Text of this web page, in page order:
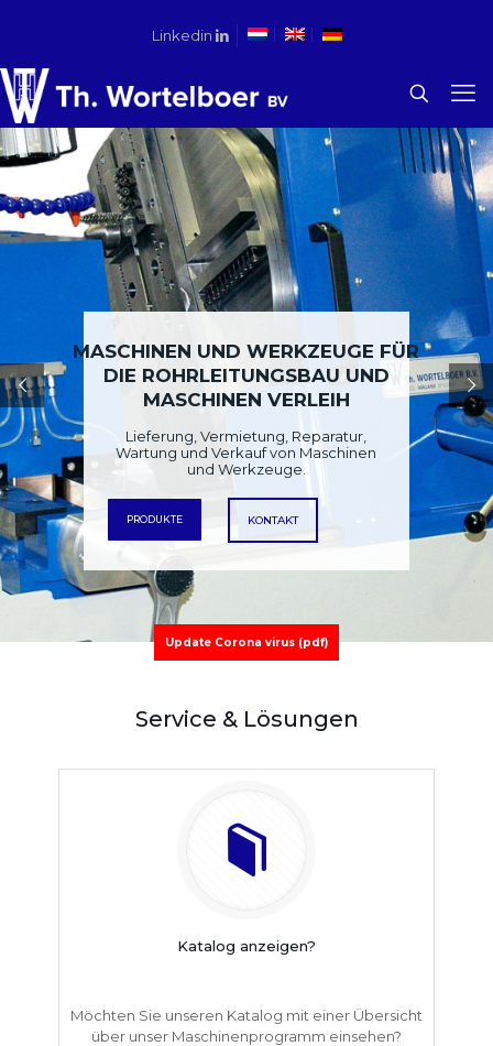
Linkedin
Lieferung, Vermietung, Reparatur,
Wartung und Verkauf von Maschinen
und Werkzeuge.
MASCHINEN UND WERKZEUGE FÜR
DIE ROHRLEITUNGSBAU UND
MASCHINEN VERLEIH
KONTAKT
PRODUKTE
Update Corona virus (pdf)
Service & Lösungen
Katalog anzeigen?
Möchten Sie unseren Katalog mit einer Übersicht
über unser Maschinenprogramm einsehen?